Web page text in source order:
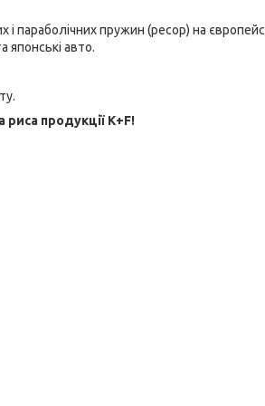
параболічних пружин (ресор) на
японські авто.
риса продукції K+F!